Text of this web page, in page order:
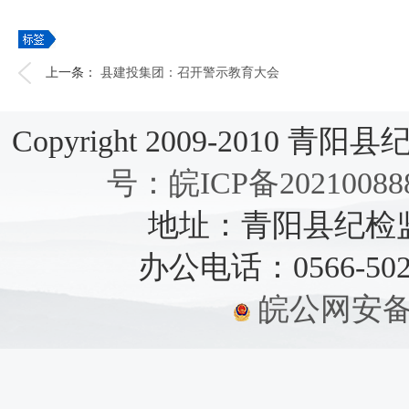
上一条： 县建投集团：召开警示教育大会
Copyright 2009-2010 青阳县
号：皖ICP备
地址：青阳县纪检
办公电话：0566-
皖公网安